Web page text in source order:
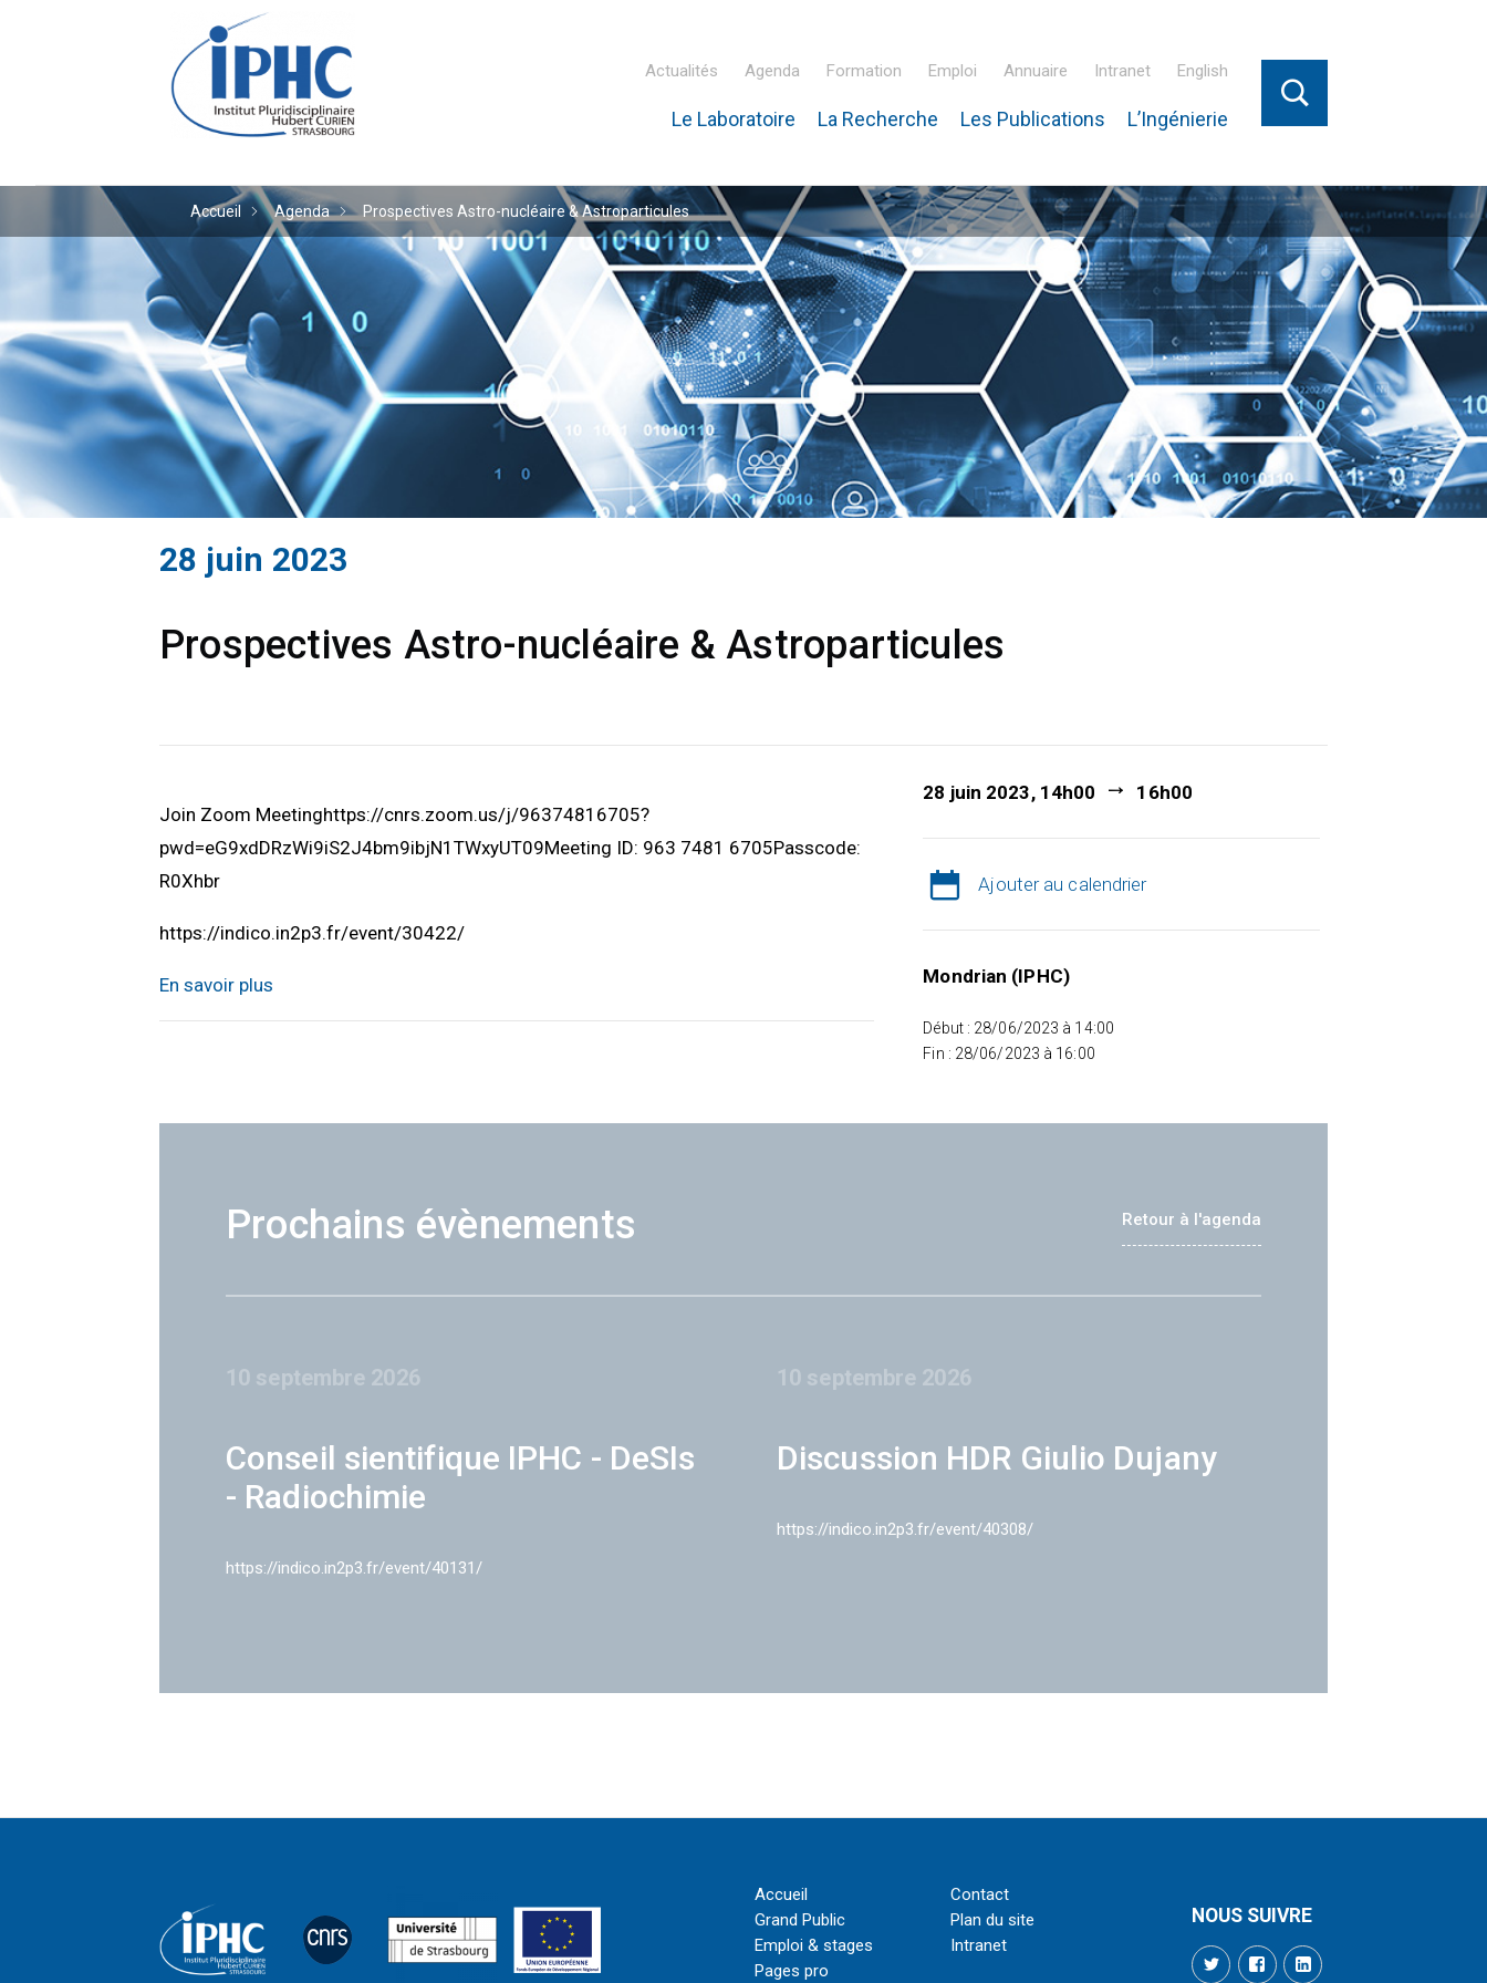
Institut pluridisciplinaire Hubert Curien – IPHC
Actualités Agenda Formation Emploi Annuaire Intranet English
Le Laboratoire La Recherche Les Publications L’Ingénierie
Accueil Agenda Prospectives Astro-nucléaire & Astroparticules
28 juin 2023
Prospectives Astro-nucléaire & Astroparticules
Join Zoom Meetinghttps://cnrs.zoom.us/j/96374816705?
pwd=eG9xdDRzWi9iS2J4bm9ibjN1TWxyUT09Meeting ID: 963 7481 6705Passcode:
R0Xhbr
https://indico.in2p3.fr/event/30422/
En savoir plus
28 juin 2023, 14h00 16h00
Ajouter au calendrier
Mondrian (IPHC)
Début : 28/06/2023 à 14:00
Fin : 28/06/2023 à 16:00
Prochains évènements Retour à l'agenda
10 septembre 2026
Conseil sientifique IPHC - DeSIs
- Radiochimie
https://indico.in2p3.fr/event/40131/
10 septembre 2026
Discussion HDR Giulio Dujany
https://indico.in2p3.fr/event/40308/
Accueil
Grand Public
Emploi & stages
Pages pro
Contact
Plan du site
Intranet
NOUS SUIVRE
TwitterFacebookLinkedIn